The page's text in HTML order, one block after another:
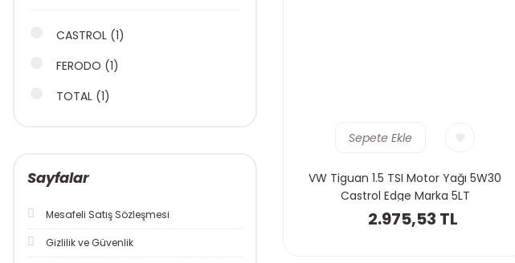
CASTROL (1)
FERODO (1)
TOTAL (1)
Sayfalar
Mesafeli Satış Sözleşmesi
Gizlilik ve Güvenlik
Sepete Ekle
VW Tiguan 1.5 TSI Motor Yağı 5W30
Castrol Edge Marka 5LT
2.975,53 TL